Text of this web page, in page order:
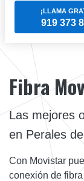
¡LLAMA
919 373
Fibra
Las mejores
en Perales
Con Movistar
conexión de